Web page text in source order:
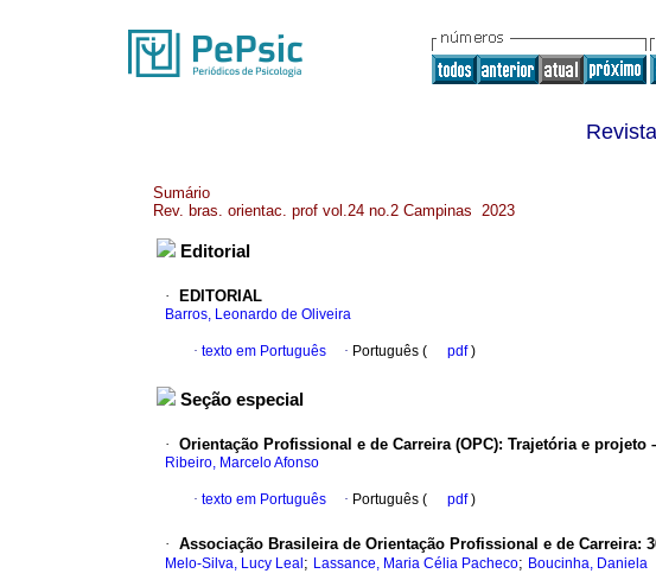
Sumário
Rev. bras. orientac. prof vol.24 no.2 Campinas 2023
Editorial
· EDITORIAL
Barros, Leonardo de Oliveira
· texto em Português · Português ( pdf)
Seção especial
· Orientação Profissional e de Carreira (OPC): Trajetória e projeto
Ribeiro, Marcelo Afonso
· texto em Português · Português ( pdf)
· Associação Brasileira de Orientação Profissional e de Carreira:
Melo-Silva, Lucy Leal ; Lassance, Maria Célia Pacheco; Boucinha, Daniela